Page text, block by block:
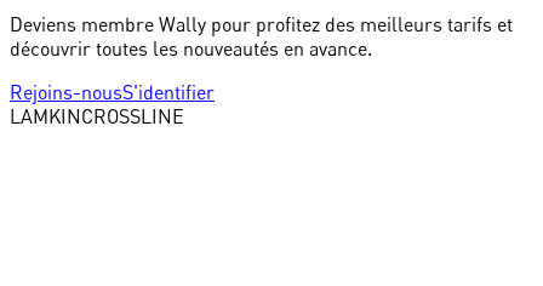
Deviens membre Wally pour profitez des meilleurs tarifs et
découvrir toutes les nouveautés en avance.
Rejoins-nousS'identifier
LAMKINCROSSLINE